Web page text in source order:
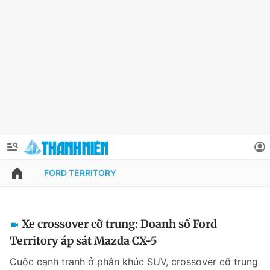
QUẢNG CÁO
Thông tin tài khoản
Đổi mật khẩu
FORD TERRITORY
Xe crossover cỡ trung: Doanh số Ford
Territory áp sát Mazda CX-5
Cuộc cạnh tranh ở phân khúc SUV, crossover cỡ trung